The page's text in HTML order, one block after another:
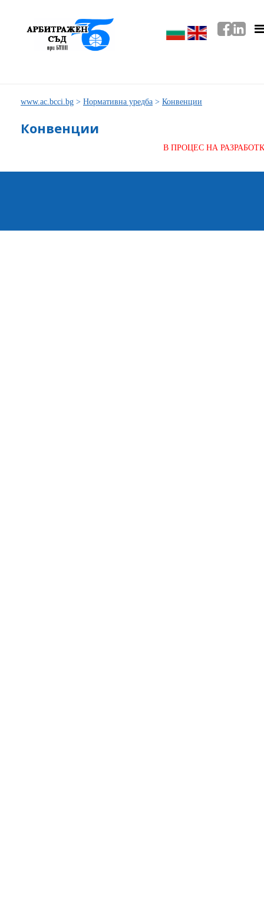
www.ac.bcci.bg > Нормативна уредба > Конвенции
Конвенции
В ПРОЦЕС НА